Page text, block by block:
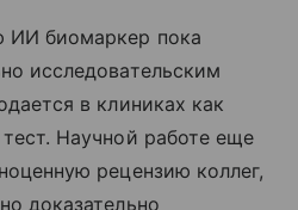
биомаркер пока
исследовательским
в клиниках как
Научной работе еще
рецензию коллег,
доказательно